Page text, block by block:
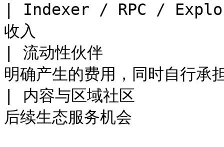
| Indexer / RPC /
收入
| 流动性伙伴
明确产生的费用，同时
| 内容与区域社区
后续生态服务机会